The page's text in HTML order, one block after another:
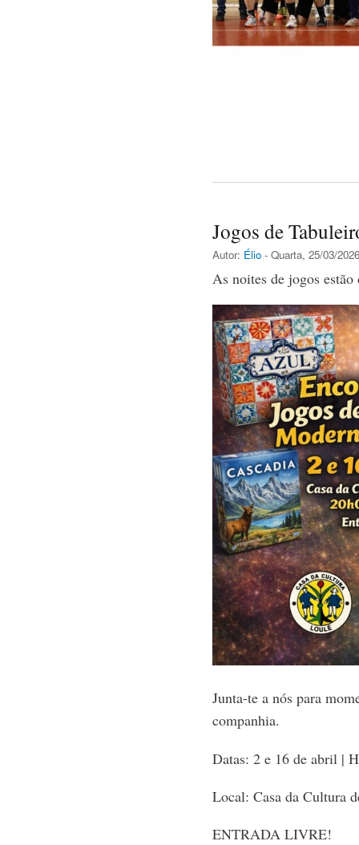
Jogos de
Autor: Élio - Quarta, 25/03/
As noites de jogos
Junta-te a nós para
companhia.
Datas: 2 e 16 de abril |
Local: Casa da Cultura
ENTRADA LIVRE!